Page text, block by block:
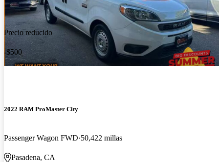
Precio reducido
-$500
2022 RAM ProMaster City
Passenger Wagon FWD 50,422 millas
Pasadena, CA